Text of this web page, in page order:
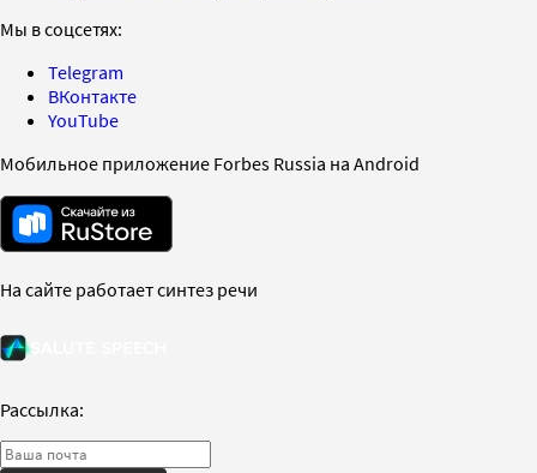
Мы в соцсетях:
Telegram
ВКонтакте
YouTube
Мобильное приложение Forbes Russia на Android
На сайте работает синтез речи
Рассылка: